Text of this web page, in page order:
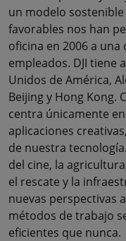
un modelo
favorables nos han
oficina en 2006 a
empleados. DJI tiene
Unidos de América,
Beijing y Hong Kong.
centra únicamente
aplicaciones
de nuestra
del cine, la
el rescate y la
nuevas perspectivas
métodos de trabajo
eficientes que nunca.